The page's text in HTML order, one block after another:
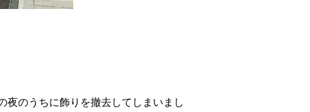
夜のうちに飾りを撤去してしまいまし